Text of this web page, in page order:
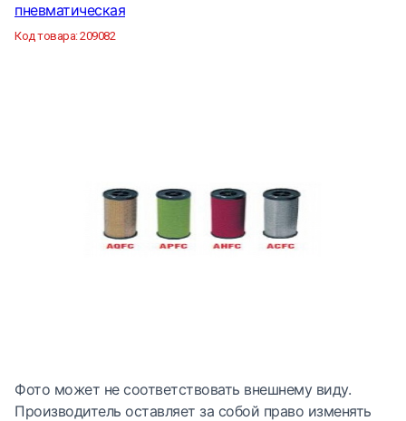
пневматическая
Код товара:209082
Фото может не соответствовать внешнему виду.
Производитель оставляет за собой право изменять